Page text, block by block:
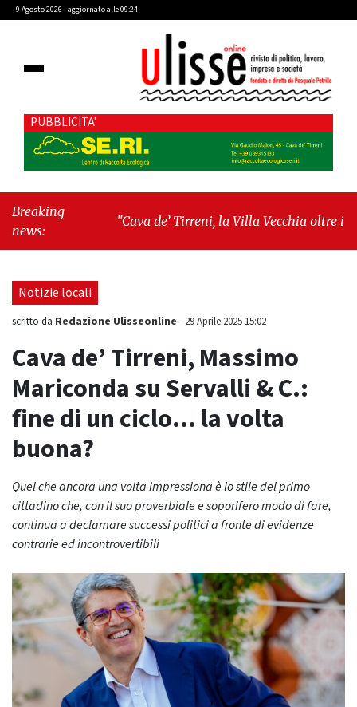
9 Agosto 2026 - aggiornato alle 09:24
PUBBLICITA'
Breaking
news:
"Cava de’ Tirreni, la Villa Vecchia oltre i vandali:
consiliare: “Serve chiarezza!”"
Notizie locali
scritto da Redazione Ulisseonline - 29 Aprile 2025 15:02
Cava de’ Tirreni, Massimo
Mariconda su Servalli & C.:
fine di un ciclo… la volta
buona?
Quel che ancora una volta impressiona è lo stile del primo
cittadino che, con il suo proverbiale e soporifero modo di fare,
continua a declamare successi politici a fronte di evidenze
contrarie ed incontrovertibili